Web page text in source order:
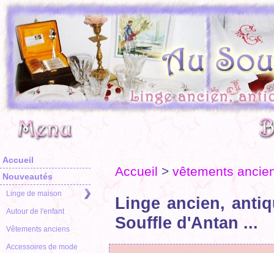
Accueil
Nouveautés
Linge de maison
Autour de l'enfant
Vêtements anciens
Accessoires de mode
Accueil > vêtements
Linge ancien,
Souffle d'Antan ...